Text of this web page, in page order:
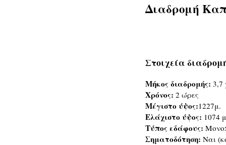
Διαδρομή
Στοιχεία
Μήκος διαδρομής: 3,7
Χρόνος: 2 ώρες
Μέγιστο ύψος:1227μ.
Ελάχιστο ύψος: 1074
Τύπος εδάφους:
Σηματοδότηση: Ναι